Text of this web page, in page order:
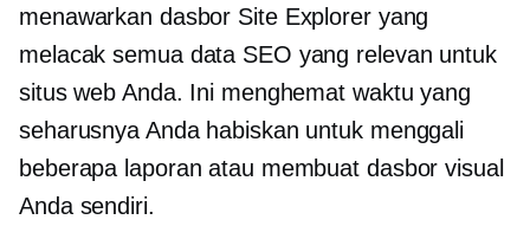
menawarkan dasbor Site Explorer yang
melacak semua data SEO yang relevan untuk
situs web Anda. Ini menghemat waktu yang
seharusnya Anda habiskan untuk menggali
beberapa laporan atau membuat dasbor visual
Anda sendiri.